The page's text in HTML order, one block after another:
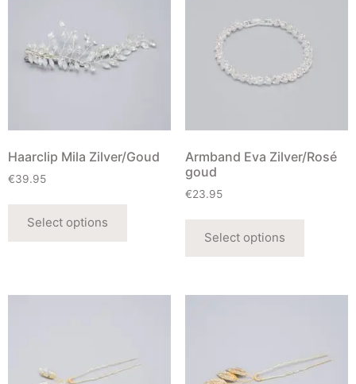
Haarclip Mila Zilver/Goud
€39.95
Select options
Armband Eva Zilver/Rosé
goud
€23.95
Select options